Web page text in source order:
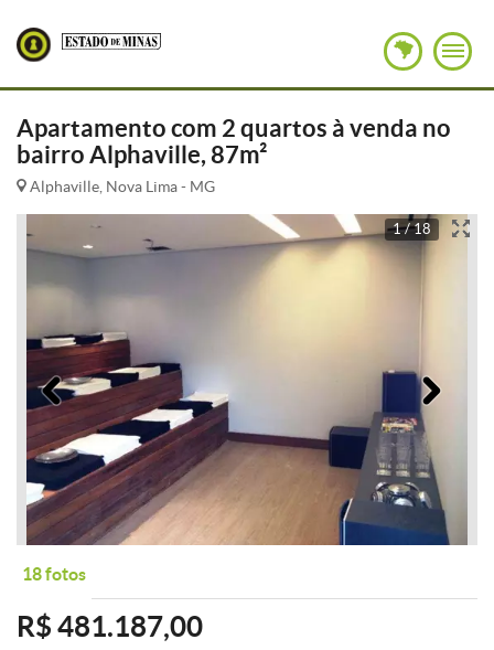
Apartamento com 2 quartos à venda no
bairro Alphaville, 87m²
Alphaville, Nova Lima - MG
1 / 18
Anterior
18 fotos
R$ 481.187,00